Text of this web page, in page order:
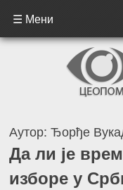
☰ Мени
Аутор:Ђорђе
Да ли је
изборе у